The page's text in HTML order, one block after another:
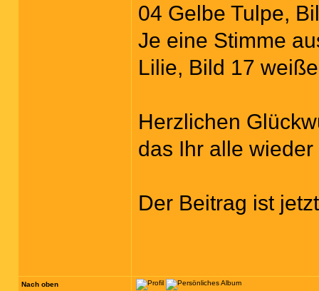
04 Gelbe Tulpe,
Je eine Stimme
Lilie, Bild 17
Herzlichen
das Ihr alle
Der Beitrag ist
Nach oben